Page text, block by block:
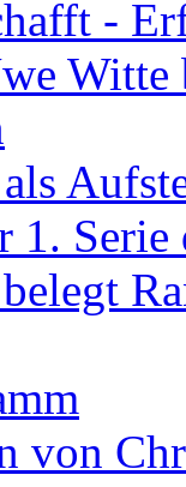
-
Witte
1.
von